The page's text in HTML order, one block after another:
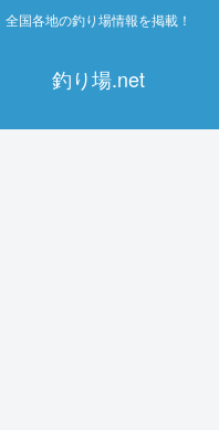
全国各地の釣り場情報を掲載！
釣り場.net